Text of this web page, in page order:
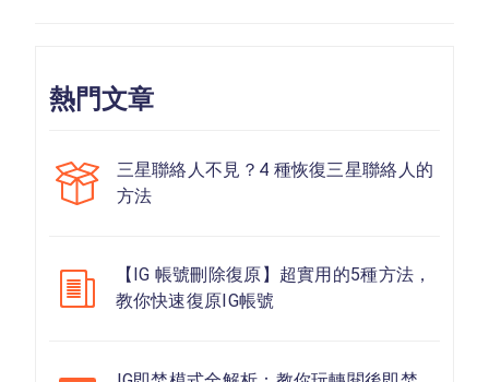
熱門文章
三星聯絡人不見？4 種恢復三星聯絡人的
方法
【IG 帳號刪除復原】超實用的5種方法，
教你快速復原IG帳號